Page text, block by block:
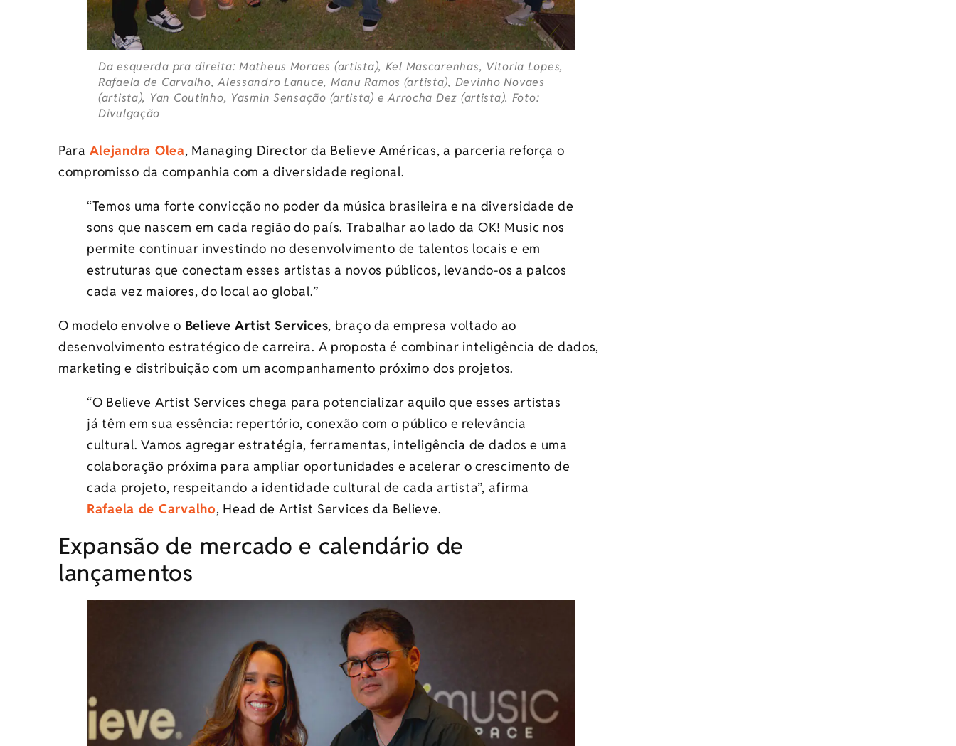
Da esquerda pra direita: Matheus Moraes (artista), Kel Mascarenhas, Vitoria Lopes,
Rafaela de Carvalho, Alessandro Lanuce, Manu Ramos (artista), Devinho Novaes
(artista), Yan Coutinho, Yasmin Sensação (artista) e Arrocha Dez (artista). Foto:
Divulgação
Para Alejandra Olea, Managing Director da Believe Américas, a parceria reforça o
compromisso da companhia com a diversidade regional.
“Temos uma forte convicção no poder da música brasileira e na diversidade de
sons que nascem em cada região do país. Trabalhar ao lado da OK! Music nos
permite continuar investindo no desenvolvimento de talentos locais e em
estruturas que conectam esses artistas a novos públicos, levando-os a palcos
cada vez maiores, do local ao global.”
O modelo envolve o Believe Artist Services, braço da empresa voltado ao
desenvolvimento estratégico de carreira. A proposta é combinar inteligência de dados,
marketing e distribuição com um acompanhamento próximo dos projetos.
“O Believe Artist Services chega para potencializar aquilo que esses artistas
já têm em sua essência: repertório, conexão com o público e relevância
cultural. Vamos agregar estratégia, ferramentas, inteligência de dados e uma
colaboração próxima para ampliar oportunidades e acelerar o crescimento de
cada projeto, respeitando a identidade cultural de cada artista”, afirma
Rafaela de Carvalho, Head de Artist Services da Believe.
Expansão de mercado e calendário de
lançamentos